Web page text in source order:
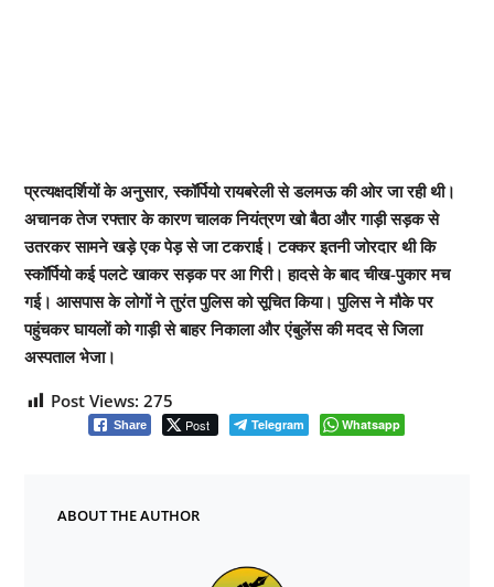
प्रत्यक्षदर्शियों के अनुसार, स्कॉर्पियो रायबरेली से डलमऊ की ओर जा रही थी।
अचानक तेज रफ्तार के कारण चालक नियंत्रण खो बैठा और गाड़ी सड़क से
उतरकर सामने खड़े एक पेड़ से जा टकराई। टक्कर इतनी जोरदार थी कि
स्कॉर्पियो कई पलटे खाकर सड़क पर आ गिरी। हादसे के बाद चीख-पुकार मच
गई। आसपास के लोगों ने तुरंत पुलिस को सूचित किया। पुलिस ने मौके पर
पहुंचकर घायलों को गाड़ी से बाहर निकाला और एंबुलेंस की मदद से जिला
अस्पताल भेजा।
Post Views: 275
Share Post Telegram Whatsapp
ABOUT THE AUTHOR